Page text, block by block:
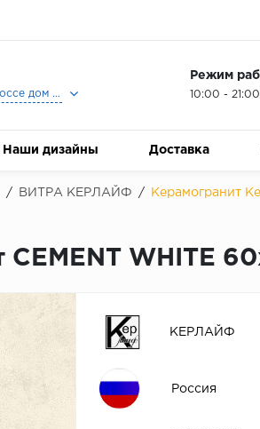
Москва, Ленинградское шоссе дом 25, Торговый Центр Family Room, 2-ой этаж, Магазин Керамический Бум.
Режим
10:00 - 21:00
Наши дизайны Доставка
/ ВИТРА КЕРЛАЙФ / Керамогранит
WHITE
КЕРЛАЙФ
Россия